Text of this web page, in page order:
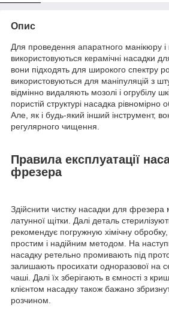
Опис
Для проведення апаратного манікюру
використовуються керамічні насадки
вони підходять для широкого спектру
використовуються для маніпуляцій з
відмінно видаляють мозолі і огрубілу
пористій структурі насадка рівномірно
Але, як і будь-який інший інструмент,
регулярного чищення.
Правила експлуатації
фрезера
Здійснити чистку насадки для
латунної щітки. Далі деталь
рекомендує погружную хімічну
простим і надійним методом. На
насадку ретельно промивають під
залишають просихати одноразової на
чаші. Далі їх зберігають в ємності з
клієнтом насадку також бажано
розчином.